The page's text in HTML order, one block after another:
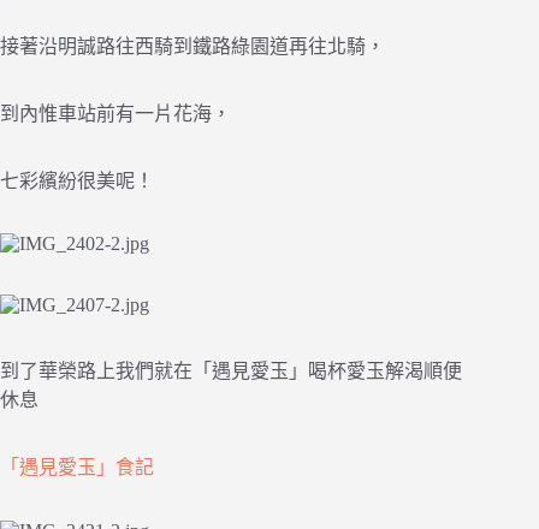
接著沿明誠路往西騎到鐵路綠園道再往北騎，
到內惟車站前有一片花海，
七彩繽紛很美呢！
到了華榮路上我們就在「遇見愛玉」喝杯愛玉解渴順便
休息
「遇見愛玉」食記